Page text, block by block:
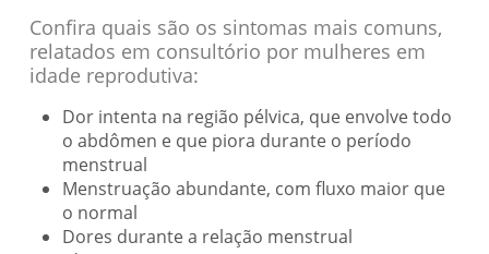
Confira quais são os sintomas mais comuns,
relatados em consultório por mulheres em
idade reprodutiva:
Dor intenta na região pélvica, que envolve todo
o abdômen e que piora durante o período
menstrual
Menstruação abundante, com fluxo maior que
o normal
Dores durante a relação menstrual